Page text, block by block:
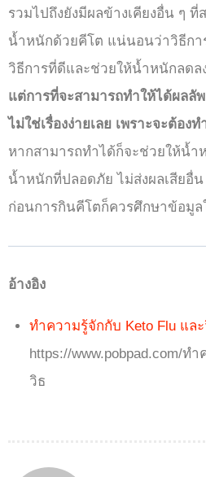
รวมไปถึงยังมีผลข้างเคียงอื่น ๆ
น้ำหนักด้วยคีโต แน่นอนว่าวิธีก
วิธีการที่ดีและช่วยให้น้ำหนักลดล
แต่การที่จะสามารถทำให้ได้ผล
ไม่ใช่เรื่องง่ายเลย เพราะจะต้อง
หากสามารถทำได้ก็จะช่วยให้น้ำ
น้ำหนักที่ปลอดภัย ไม่ส่งผลเสียอื่
ก่อนการกินคีโตก็ควรศึกษาข้อมูล
อ้างอิง
ทำความรู้จักกับ Keto Flu แล
https://www.pobpad.com/ท
วิธ